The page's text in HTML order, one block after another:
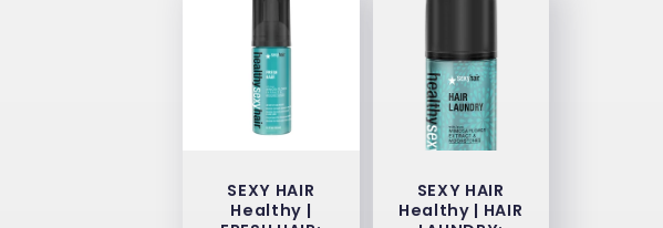
SEXY HAIR
Healthy |
SEXY HAIR
Healthy | HAIR